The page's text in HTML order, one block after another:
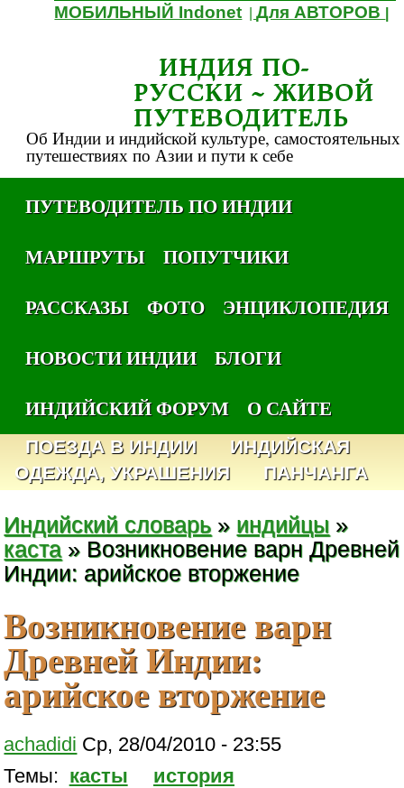
МОБИЛЬНЫЙ Indonet |Для АВТОРОВ
ИНДИЯ ПО-
РУССКИ ~ ЖИВОЙ
ПУТЕВОДИТЕЛЬ
Об Индии и индийской культуре, самостоятельных
путешествиях по Азии и пути к себе
ПУТЕВОДИТЕЛЬ ПО ИНДИИ
МАРШРУТЫ
ПОПУТЧИКИ
РАССКАЗЫ
ФОТО
ЭНЦИКЛОПЕДИЯ
НОВОСТИ ИНДИИ
БЛОГИ
ИНДИЙСКИЙ ФОРУМ
О САЙТЕ
ПОЕЗДА В ИНДИИ
ИНДИЙСКАЯ
ОДЕЖДА, УКРАШЕНИЯ
ПАНЧАНГА
Индийский словарь » индийцы »
каста » Возникновение варн Древней
Индии: арийское вторжение
Возникновение варн
Древней Индии:
арийское вторжение
achadidi Ср, 28/04/2010 - 23:55
Темы: касты история